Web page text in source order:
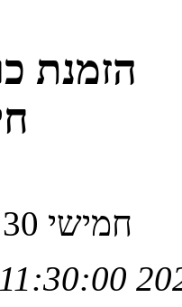
הזמנת
חמישי 11:30 / אודיטוריום